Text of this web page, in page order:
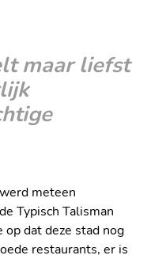
maar liefst
meteen
Typisch Talisman
dat deze stad nog
restaurants, er is